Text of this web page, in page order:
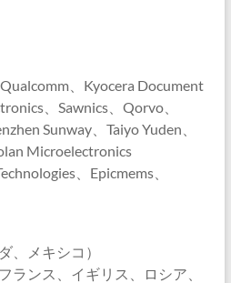
、Kyocera Document
、Sawnics、Qorvo、
Sunway、Taiyo Yuden、
Microelectronics
、Epicmems、
、メキシコ）
ランス、イギリス、ロシア、